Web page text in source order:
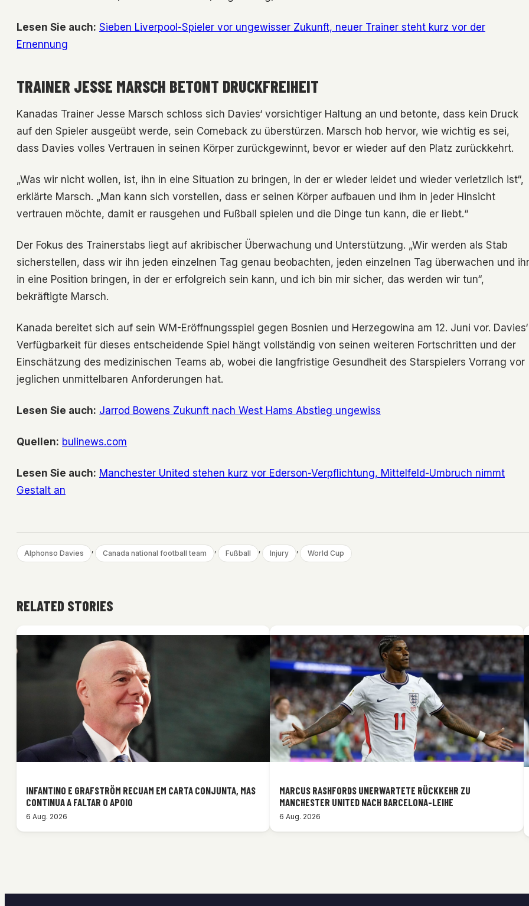
Lesen Sie auch: Sieben Liverpool-Spieler vor ungewisser Zukunft, neuer Trainer steht kurz vor der
Ernennung
TRAINER JESSE MARSCH BETONT DRUCKFREIHEIT
Kanadas Trainer Jesse Marsch schloss sich Davies‘ vorsichtiger Haltung an und betonte, dass kein Druck
auf den Spieler ausgeübt werde, sein Comeback zu überstürzen. Marsch hob hervor, wie wichtig es sei,
dass Davies volles Vertrauen in seinen Körper zurückgewinnt, bevor er wieder auf den Platz zurückkehrt.
„Was wir nicht wollen, ist, ihn in eine Situation zu bringen, in der er wieder leidet und wieder verletzlich ist“,
erklärte Marsch. „Man kann sich vorstellen, dass er seinen Körper aufbauen und ihm in jeder Hinsicht
vertrauen möchte, damit er rausgehen und Fußball spielen und die Dinge tun kann, die er liebt.“
Der Fokus des Trainerstabs liegt auf akribischer Überwachung und Unterstützung. „Wir werden als Stab
sicherstellen, dass wir ihn jeden einzelnen Tag genau beobachten, jeden einzelnen Tag überwachen und
in eine Position bringen, in der er erfolgreich sein kann, und ich bin mir sicher, das werden wir tun“,
bekräftigte Marsch.
Kanada bereitet sich auf sein WM-Eröffnungsspiel gegen Bosnien und Herzegowina am 12. Juni vor. Davies‘
Verfügbarkeit für dieses entscheidende Spiel hängt vollständig von seinen weiteren Fortschritten und der
Einschätzung des medizinischen Teams ab, wobei die langfristige Gesundheit des Starspielers Vorrang vor
jeglichen unmittelbaren Anforderungen hat.
Lesen Sie auch: Jarrod Bowens Zukunft nach West Hams Abstieg ungewiss
Quellen: bulinews.com
Lesen Sie auch: Manchester United stehen kurz vor Ederson-Verpflichtung, Mittelfeld-Umbruch nimmt
Gestalt an
Alphonso Davies , Canada national football team , Fußball , Injury , World Cup
RELATED STORIES
INFANTINO E GRAFSTRÖM RECUAM EM CARTA CONJUNTA, MAS
CONTINUA A FALTAR O APOIO
6 Aug. 2026
MARCUS RASHFORDS UNERWARTETE RÜCKKEHR ZU
MANCHESTER UNITED NACH BARCELONA-LEIHE
6 Aug. 2026